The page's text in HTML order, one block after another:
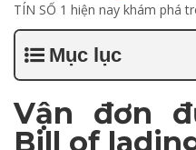
TÍN SỐ 1 hiện nay khám phá
Mục lục
Vận đơn
Bill of